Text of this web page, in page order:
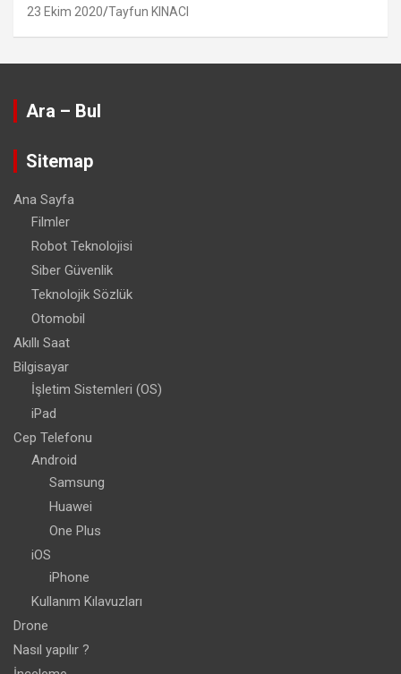
23 Ekim 2020 Tayfun KINACI
Ara – Bul
Sitemap
Ana Sayfa
Filmler
Robot Teknolojisi
Siber Güvenlik
Teknolojik Sözlük
Otomobil
Akıllı Saat
Bilgisayar
İşletim Sistemleri (OS)
iPad
Cep Telefonu
Android
Samsung
Huawei
One Plus
iOS
iPhone
Kullanım Kılavuzları
Drone
Nasıl yapılır ?